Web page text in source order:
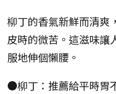
柳丁的香氣新鮮而清爽
皮時的微苦。這滋味讓
服地伸個懶腰。
●柳丁：推薦給平時胃